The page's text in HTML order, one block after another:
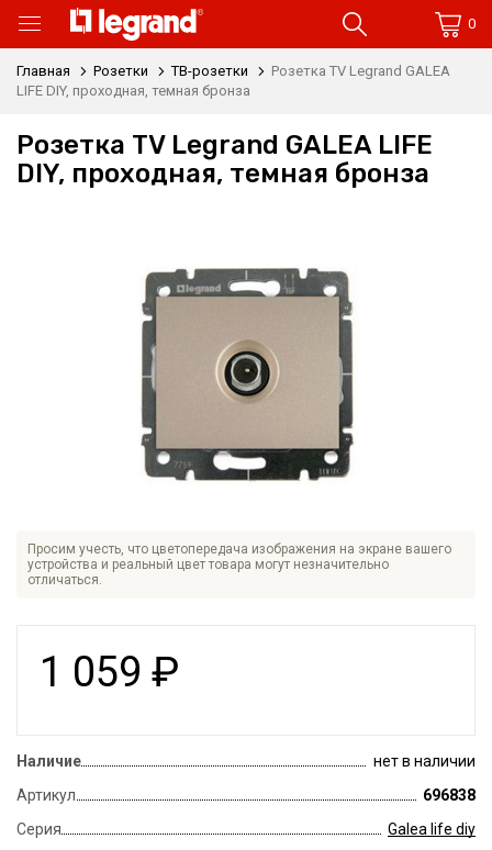
0
Главная Розетки ТВ-розетки
Розетка TV Legrand GALEA
LIFE DIY, проходная, темная бронза
Розетка TV Legrand GALEA LIFE
DIY, проходная, темная бронза
Просим учесть, что цветопередача изображения на экране вашего
устройства и реальный цвет товара могут незначительно
отличаться.
1 059 ₽
Наличие
нет в наличии
Артикул
696838
Серия
Galea life diy